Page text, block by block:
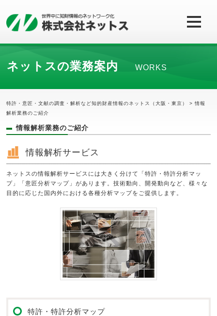
ネットスの業務案内 WORKS
特許・意匠・文献の調査・解析など知的財産情報のネットス（大阪・東京）
> 情報
解析業務のご紹介
情報解析業務のご紹介
情報解析サービス
ネットスの情報解析サービスには大きく分けて「特許・特許分析マッ
プ」「意匠分析マップ」があります。技術動向、開発動向など、様々な
目的に応じた国内外における各種分析マップをご提供します。
特許・特許分析マップ